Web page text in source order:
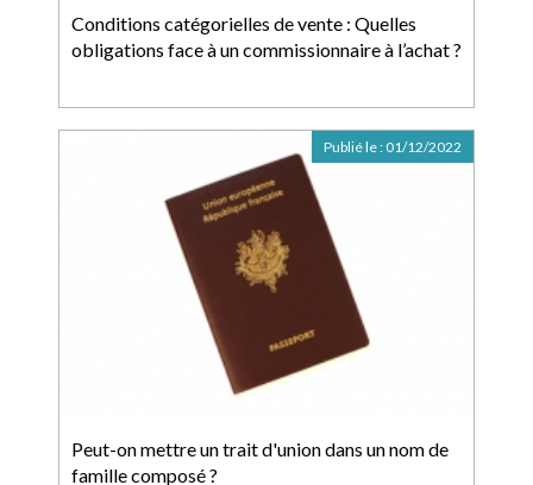
Conditions catégorielles de vente : Quelles
obligations face à un commissionnaire à l’achat ?
Peut-on mettre un trait d'union dans un nom de
famille composé ?
Publié le : 01/12/2022